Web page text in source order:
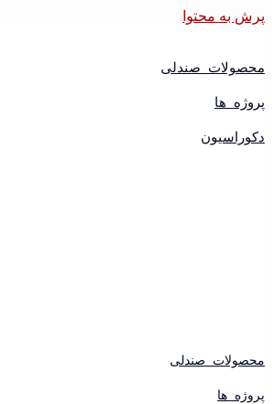
پرش به محتوا
محصولات صندلی
پروژه ها
دکوراسیون
محصولات صندلی
پروژه ها